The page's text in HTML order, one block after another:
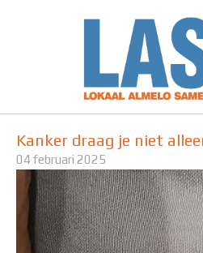
Kanker draag je niet
04 februari 2025